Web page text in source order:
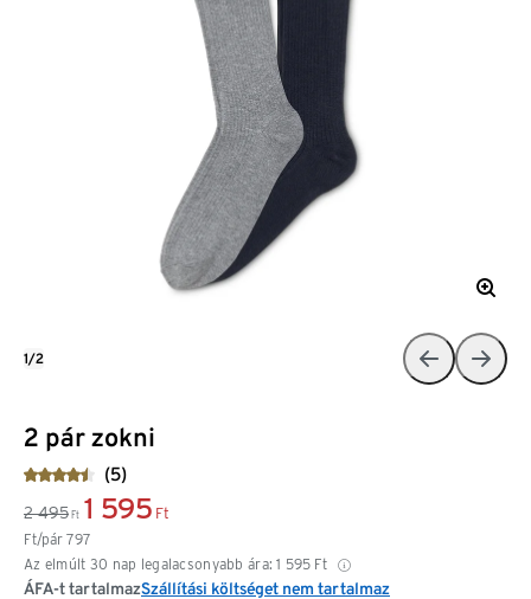
2 pár zokni
(5)
2 495 Ft 1 595 Ft
Ft/pár 797
Az elmúlt 30 nap legalacsonyabb ára: 1 595 Ft
ÁFA-t tartalmazSzállítási költséget nem tartalmaz
1/2